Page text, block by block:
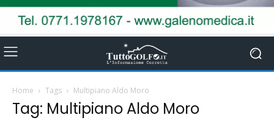
Home Tags Multipiano Aldo Moro
Tag: Multipiano Aldo Moro